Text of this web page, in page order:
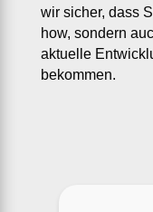
wir sicher, dass
how, sondern
aktuelle
bekommen.